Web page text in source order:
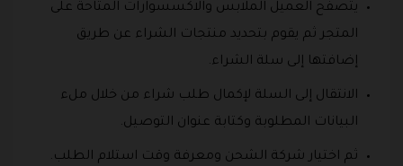
يتصفح العميل الملابس والاكسسوارات المتاحة على
المتجر ثم يقوم بتحديد منتجات الشراء عن طريق
إضافتها إلى سلة الشراء.
الانتقال إلى السلة لإكمال طلب شراء من خلال ملء
البيانات المطلوبة وكتابة عنوان التوصيل.
ثم اختيار شركة الشحن ومعرفة وقت استلام الطلب.